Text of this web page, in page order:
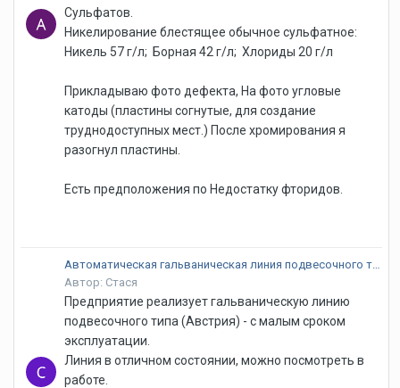
Сульфатов.
Никелирование блестящее обычное сульфатное:
Никель 57 г/л; Борная 42 г/л; Хлориды 20 г/л
Прикладываю фото дефекта, На фото угловые
катоды (пластины согнутые, для создание
труднодоступных мест.) После хромирования я
разогнул пластины.
Есть предположения по Недостатку фторидов.
Автоматическая гальваническая линия подвесочного типа (Австрия)
Автор: Стася
Предприятие реализует гальваническую линию
подвесочного типа (Австрия) - с малым сроком
эксплуатации.
Линия в отличном состоянии, можно посмотреть в
работе.